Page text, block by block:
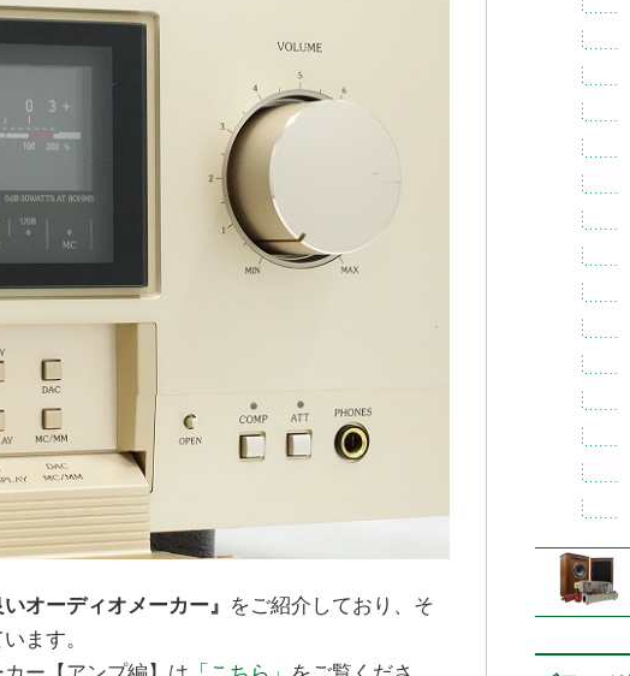
いオーディオメーカー』 をご紹介しており、そ
ます。